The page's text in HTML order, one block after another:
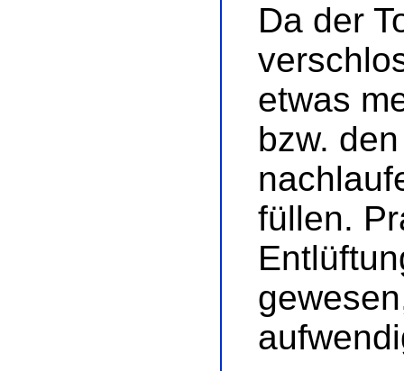
Da der
etwas
bzw.
füllen.